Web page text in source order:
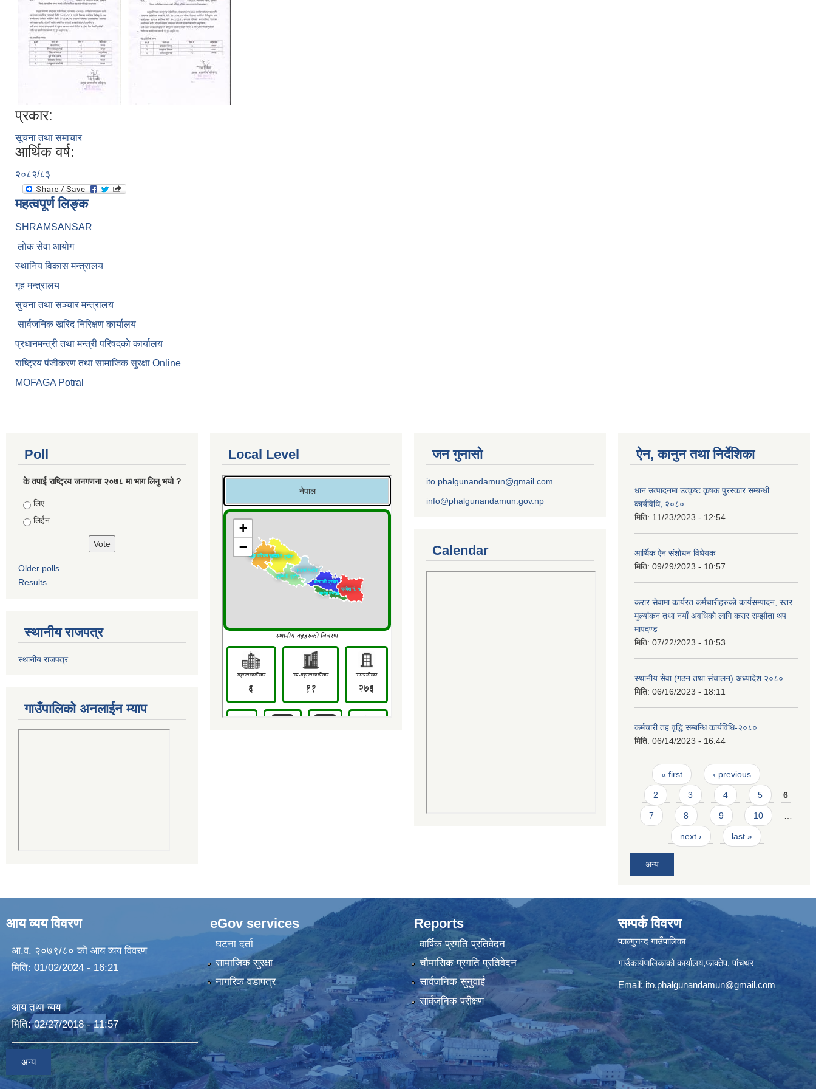
प्रकार:
सूचना तथा समाचार
आर्थिक वर्ष:
२०८२/८३
महत्वपूर्ण लिङ्क
SHRAMSANSAR
लाेक सेवा आयाेग
स्थानिय विकास मन्त्रालय
गृह मन्त्रालय
सुचना तथा सञ्चार मन्त्रालय
सार्वजनिक खरिद निरिक्षण कार्यालय
प्रधानमन्त्री तथा मन्त्री परिषदकाे कार्यालय
राष्ट्रिय पंजीकरण तथा सामाजिक सुरक्षा Online
MOFAGA Potral
Poll
के तपाई राष्ट्रिय जनगणना २०७८ मा भाग लिनु भयो ?
Choices
लिए
लिईन
Older polls
Results
स्थानीय राजपत्र
स्थानीय राजपत्र
गाउँपालिको अनलाईन म्याप
Local Level जन गुनासो
ito.phalgunandamun@gmail.com
info@phalgunandamun.gov.np
Calendar
ऐन, कानुन तथा निर्देशिका
धान उत्पादनमा उत्कृष्ट कृषक पुरस्कार सम्बन्धी
कार्यविधि, २०८०
मिति: 11/23/2023 - 12:54
आर्थिक ऐन संशोधन विधेयक
मिति: 09/29/2023 - 10:57
करार सेवामा कार्यरत कर्मचारीहरुको कार्यसम्पादन, स्तर
मुल्यांकन तथा नयाँ अवधिको लागि करार सम्झौता थप
मापदण्ड
मिति: 07/22/2023 - 10:53
स्थानीय सेवा (गठन तथा संचालन) अध्यादेश २०८०
मिति: 06/16/2023 - 18:11
कर्मचारी तह वृद्धि सम्बन्धि कार्यविधि-२०८०
मिति: 06/14/2023 - 16:44
Pages
« first ‹ previous
2 3 4 5 6
7 8 9 10
next › last »
अन्य
आय व्यय विवरण
आ.व. २०७९/८० को आय व्यय विवरण
मिति: 01/02/2024 - 16:21
आय तथा व्यय
मिति:02/27/2018 - 11:57
अन्य
eGov services
घटना दर्ता
सामाजिक सुरक्षा
नागरिक वडापत्र
Reports
वार्षिक प्रगति प्रतिवेदन
चौमासिक प्रगति प्रतिवेदन
सार्वजनिक सुनुवाई
सार्वजनिक परीक्षण
सम्पर्क विवरण
फाल्गुनन्द गाउँपालिका
गाउँकार्यपालिकाको कार्यालय,फाक्तेप, पांचथर
Email: ito.phalgunandamun@gmail.com